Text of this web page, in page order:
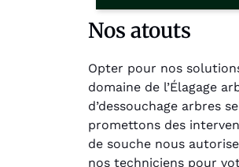
Nos atouts
Opter pour nos
domaine de l’Élagage
d’dessouchage arbres
promettons des
de souche nous
nos techniciens pour